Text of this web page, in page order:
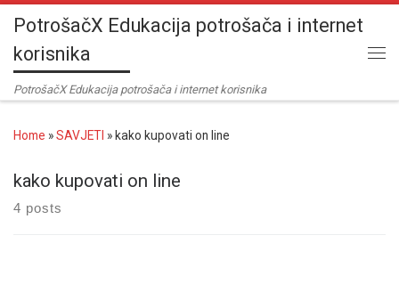
Skip to content
PotrošačX Edukacija potrošača i internet
korisnika
PotrošačX Edukacija potrošača i internet korisnika
Home »SAVJETI » kako kupovati on line
kako kupovati on line
4 posts